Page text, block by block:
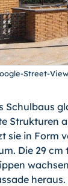
Street-
Schulbaus
Struk­turen
sie in Form
Die 29 cm